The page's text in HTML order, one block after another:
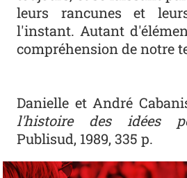
leurs rancunes et
l'instant. Autant
compréhension de notre
Danielle et André
l'histoire des idées
Publisud, 1989, 335 p.